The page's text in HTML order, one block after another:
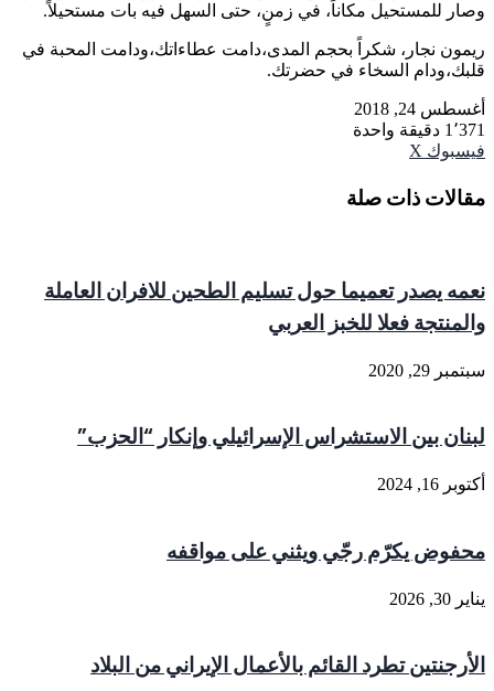
وصار للمستحيل مكاناً، في زمنٍ، حتى السهل فيه بات مستحيلاً.
ريمون نجار، شكراً بحجم المدى،دامت عطاءاتك،ودامت المحبة في
قلبك،ودام السخاء في حضرتك.
أغسطس 24, 2018
1٬371 دقيقة واحدة
فيسبوك ‫X
البريد
مقالات ذات صلة
نعمه يصدر تعميما حول تسليم الطحين للافران العاملة
والمنتجة فعلا للخبز العربي
سبتمبر 29, 2020
لبنان بين الاستشراس الإسرائيلي وإنكار “الحزب”
أكتوبر 16, 2024
محفوض يكرّم رجّي ويثني على مواقفه
يناير 30, 2026
الأرجنتين تطرد القائم بالأعمال الإيراني من البلاد